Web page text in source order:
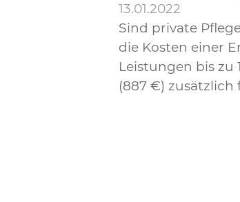
13.01.2022
Sind private
die Kosten einer
Leistungen bis zu
(887 €)